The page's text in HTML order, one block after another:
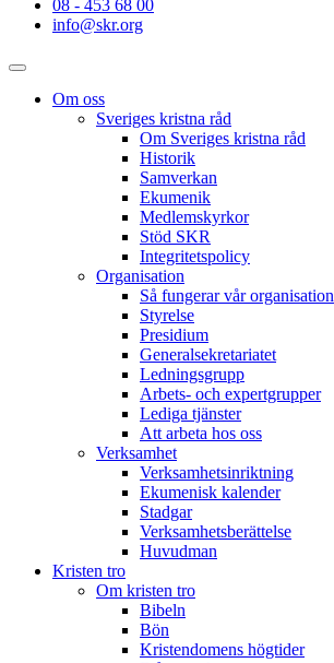
08 - 453 68 00
info@skr.org
Om oss
Sveriges kristna råd
Om Sveriges kristna råd
Historik
Samverkan
Ekumenik
Medlemskyrkor
Stöd SKR
Integritetspolicy
Organisation
Så fungerar vår organisation
Styrelse
Presidium
Generalsekretariatet
Ledningsgrupp
Arbets- och expertgrupper
Lediga tjänster
Att arbeta hos oss
Verksamhet
Verksamhetsinriktning
Ekumenisk kalender
Stadgar
Verksamhetsberättelse
Huvudman
Kristen tro
Om kristen tro
Bibeln
Bön
Kristendomens högtider